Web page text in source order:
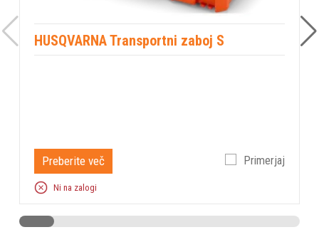
HUSQVARNA Transportni zaboj S
Preberite več Primerjaj
Ni na zalogi